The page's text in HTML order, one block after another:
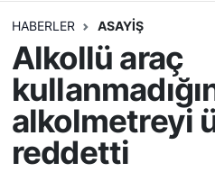
HABERLER ASAYİŞ
Alkollü araç
alkolmetreyi
reddetti
SPOR
GÜNÜN MANŞETİ
DÜNYA
Mersin Namaz
Mersin Trafik
Süper Lig Puan